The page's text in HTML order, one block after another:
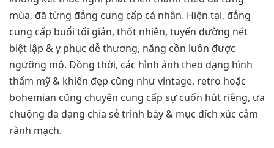
mùa, đã từng đẳng cung cấp cá nhân. Hiện tại, đẳng
cung cấp buổi tối giản, thốt nhiên, tuyến đường nét
biệt lập & y phục dễ thương, năng cồn luôn được
ngưỡng mộ. Đồng thời, các hình ảnh theo dạng hình
thẩm mỹ & khiến đẹp cũng như vintage, retro hoặc
bohemian cũng chuyên cung cấp sự cuốn hút riêng, ưa
chuộng đa dạng chia sẻ trình bày & mục đích xúc cảm
rành mạch.